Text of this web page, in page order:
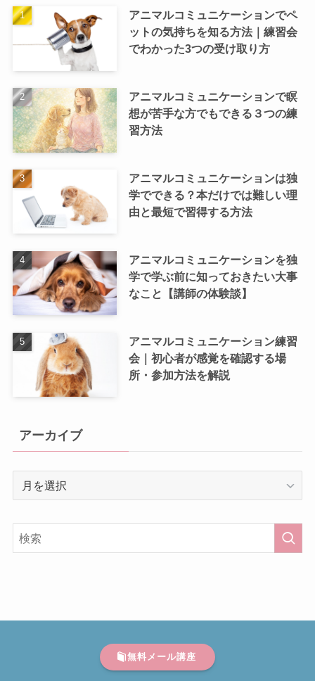
アニマルコミュニケーションでペ
ットの気持ちを知る方法｜練習会
でわかった3つの受け取り方
アニマルコミュニケーションで瞑
想が苦手な方でもできる３つの練
習方法
アニマルコミュニケーションは独
学でできる？本だけでは難しい理
由と最短で習得する方法
アニマルコミュニケーションを独
学で学ぶ前に知っておきたい大事
なこと【講師の体験談】
アニマルコミュニケーション練習
会｜初心者が感覚を確認する場
所・参加方法を解説
アーカイブ
イ
無料メール講座